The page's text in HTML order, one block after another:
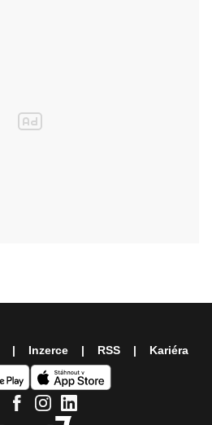
Inzerce RSS Kariéra